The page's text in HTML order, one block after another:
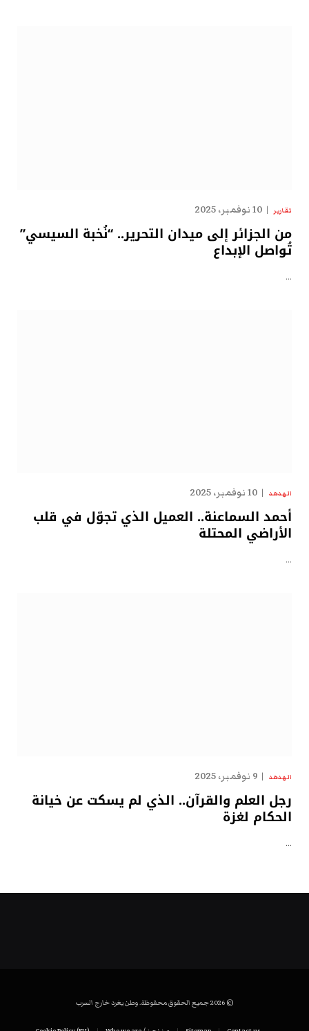
تقارير 10 نوفمبر، 2025
من الجزائر إلى ميدان التحرير.. “نُخبة السيسي”
تُواصل الإبداع
…
الهدهد 10 نوفمبر، 2025
أحمد السماعنة.. العميل الذي تجوّل في قلب
الأراضي المحتلة
…
الهدهد 9 نوفمبر، 2025
رجل العلم والقرآن.. الذي لم يسكت عن خيانة
الحكام لغزة
…
© 2026 جميع الحقوق محفوظة. وطن يغرد خارج السرب